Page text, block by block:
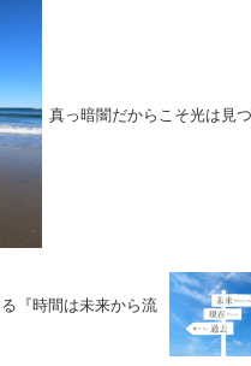
真っ暗闇だからこそ光は見
『時間は未来から流